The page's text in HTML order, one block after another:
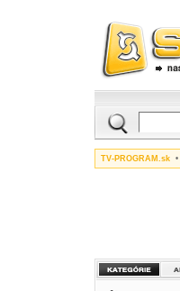
TV-PROGRAM.sk •